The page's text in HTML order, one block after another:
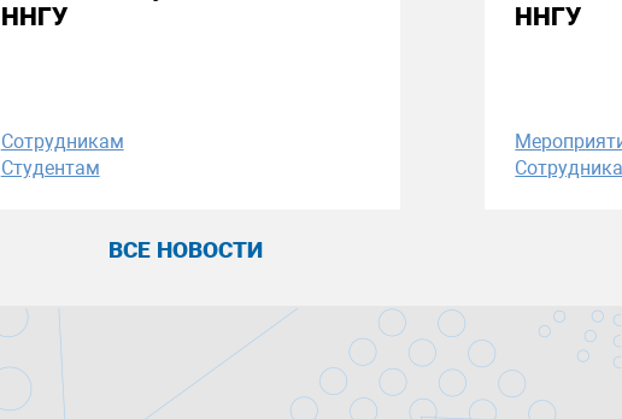
ННГУ
Сотрудникам
Студентам
ННГУ
ВСЕ НОВОСТИ